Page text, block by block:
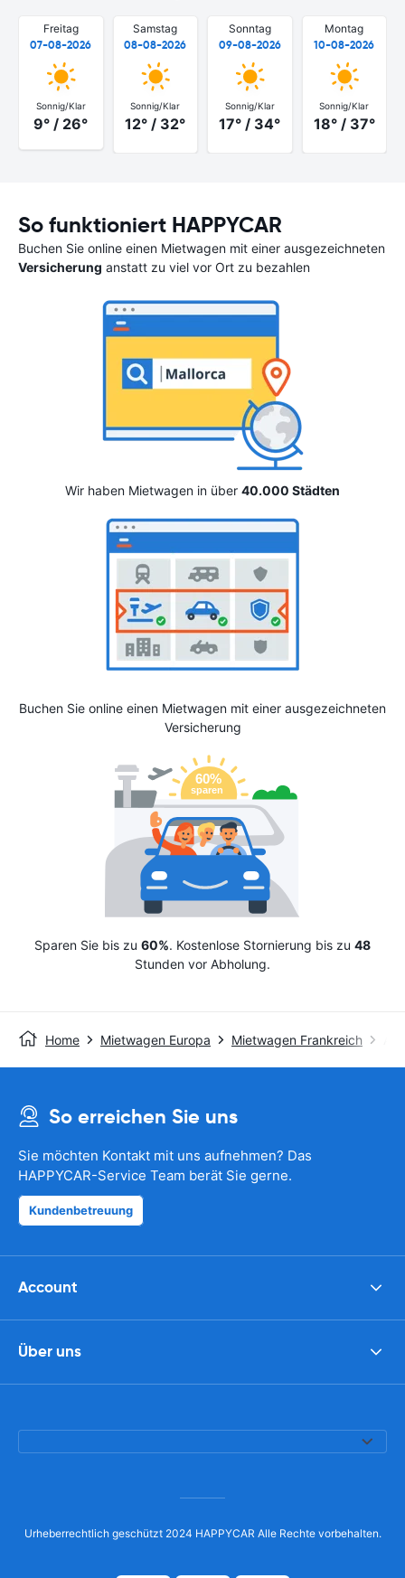
Freitag
07-08-2026
Sonnig/Klar
9° / 26°
Samstag
08-08-2026
Sonnig/Klar
12° / 32°
Sonntag
09-08-2026
Sonnig/Klar
17° / 34°
Montag
10-08-2026
Sonnig/Klar
18° / 37°
So funktioniert HAPPYCAR
Buchen Sie online einen Mietwagen mit einer ausgezeichneten
Versicherung anstatt zu viel vor Ort zu bezahlen
Wir haben Mietwagen in über 40.000 Städten
Buchen Sie online einen Mietwagen mit einer ausgezeichneten
Versicherung
Sparen Sie bis zu 60%. Kostenlose Stornierung bis zu 48
Stunden vor Abholung.
Home Mietwagen Europa Mietwagen Frankreich
So erreichen Sie uns
Sie möchten Kontakt mit uns aufnehmen? Das
HAPPYCAR-Service Team berät Sie gerne.
Kundenbetreuung
Account
Über uns
Urheberrechtlich geschützt 2024 HAPPYCAR Alle Rechte vorbehalten.